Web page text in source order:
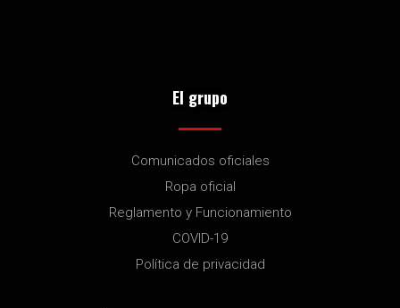
El grupo
Comunicados oficiales
Ropa oficial
Reglamento y Funcionamiento
COVID-19
Política de privacidad